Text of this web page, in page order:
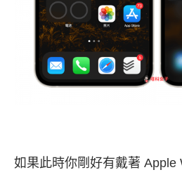
如果此時你剛好有戴著 Apple